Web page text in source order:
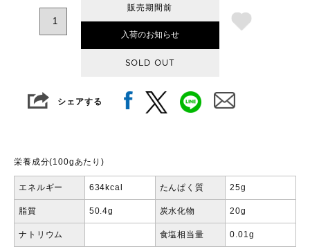
販売期間前
入荷のお知らせ
SOLD OUT
シェアする
栄養成分(100gあたり)
エネルギー 634kcal たんぱく質 25g
脂質 50.4g 炭水化物 20g
ナトリウム 食塩相当量 0.01g